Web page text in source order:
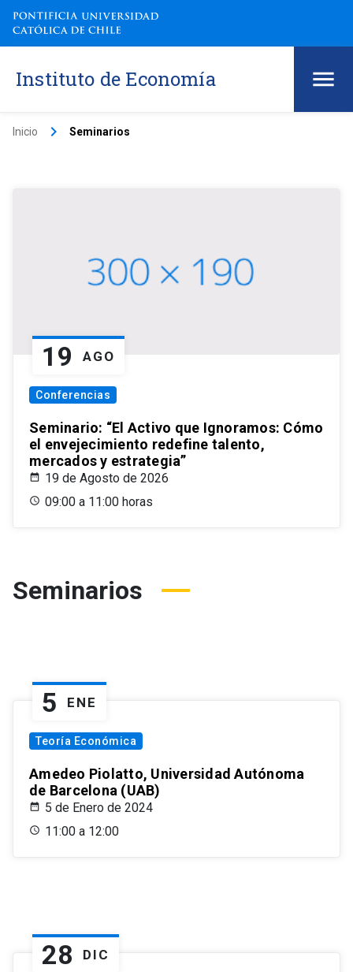
Instituto de Economía
Inicio keyboard_arrow_right Seminarios
19 AGO
Conferencias
Seminario: “El Activo que Ignoramos: Cómo
el envejecimiento redefine talento,
mercados y estrategia”
19 de Agosto de 2026
09:00 a 11:00 horas
Seminarios
5 ENE
Teoría Económica
Amedeo Piolatto, Universidad Autónoma
de Barcelona (UAB)
5 de Enero de 2024
11:00 a 12:00
28 DIC